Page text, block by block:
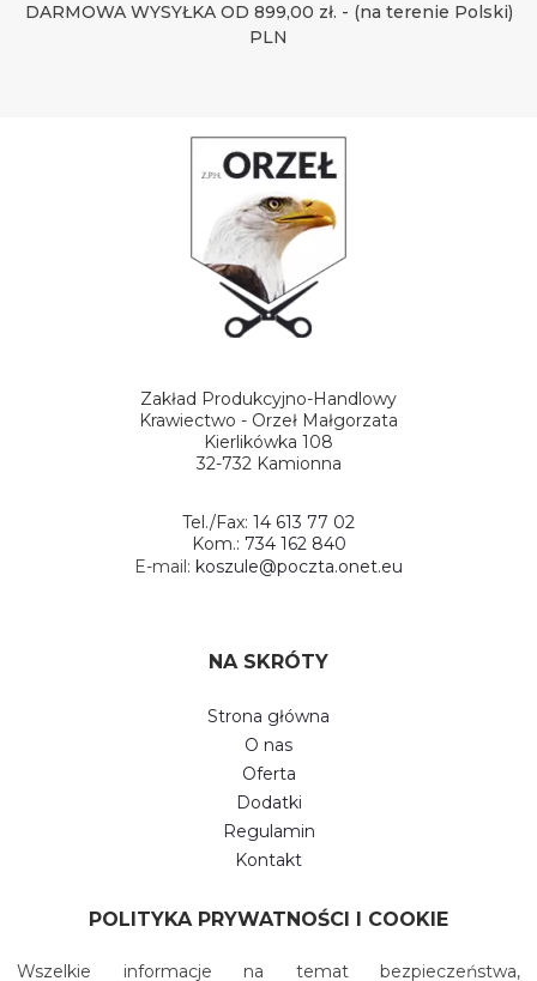
DARMOWA WYSYŁKA OD 899,00 zł. - (na terenie Polski)
PLN
Zakład Produkcyjno-Handlowy
Krawiectwo - Orzeł Małgorzata
Kierlikówka 108
32-732 Kamionna
Tel./Fax: 14 613 77 02
Kom.: 734 162 840
E-mail: koszule@poczta.onet.eu
NA SKRÓTY
Strona główna
O nas
Oferta
Dodatki
Regulamin
Kontakt
POLITYKA PRYWATNOŚCI I COOKIE
Wszelkie informacje na temat bezpieczeństwa,